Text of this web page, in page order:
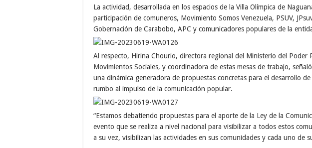
La actividad, desarrollada en los espacios de la Villa Olímpica de
participación de comuneros, Movimiento Somos Venezuela, PSUV,
Gobernación de Carabobo, APC y comunicadores populares de la
Al respecto, Hirina Chourio, directora regional del Ministerio del Poder
Movimientos Sociales, y coordinadora de estas mesas de trabajo,
una dinámica generadora de propuestas concretas para el desarrollo
rumbo al impulso de la comunicación popular.
“Estamos debatiendo propuestas para el aporte de la Ley de la
evento que se realiza a nivel nacional para visibilizar a todos estos
a su vez, visibilizan las actividades en sus comunidades y cada uno de